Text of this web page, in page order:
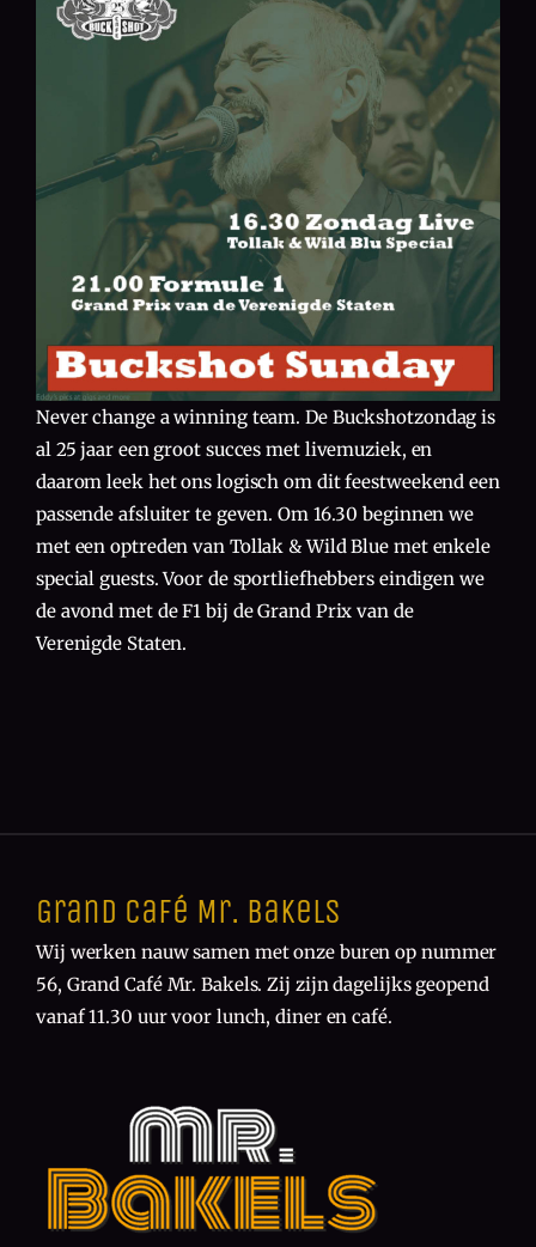
Never change a winning team. De Buckshotzondag is
al 25 jaar een groot succes met livemuziek, en
daarom leek het ons logisch om dit feestweekend een
passende afsluiter te geven. Om 16.30 beginnen we
met een optreden van Tollak & Wild Blue met enkele
special guests. Voor de sportliefhebbers eindigen we
de avond met de F1 bij de Grand Prix van de
Verenigde Staten.
Grand Café Mr. Bakels
Wij werken nauw samen met onze buren op nummer
56, Grand Café Mr. Bakels. Zij zijn dagelijks geopend
vanaf 11.30 uur voor lunch, diner en café.